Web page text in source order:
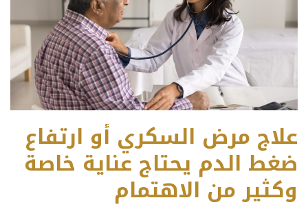
علاج مرض السكري أو ارتفاع
ضغط الدم يحتاج عناية خاصة
وكثير من الاهتمام